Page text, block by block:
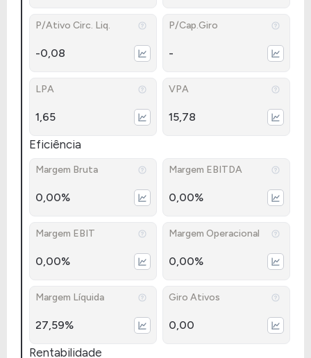
P/Ativo Circ. Liq.
-0,08
P/Cap.Giro
-
LPA
1,65
VPA
15,78
Eficiência
Margem Bruta
0,00%
Margem EBITDA
0,00%
Margem EBIT
0,00%
Margem Operacional
0,00%
Margem Líquida
27,59%
Giro Ativos
0,00
Rentabilidade